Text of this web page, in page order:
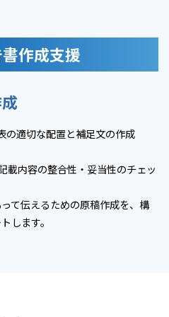
作成支援
の適切な配置と補足文の作成
載内容の整合性・妥当性のチェッ
て伝えるための原稿作成を、構
します。